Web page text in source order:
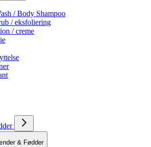
/ Body Shampoo
/ eksfoliering
/ creme
& Fødder